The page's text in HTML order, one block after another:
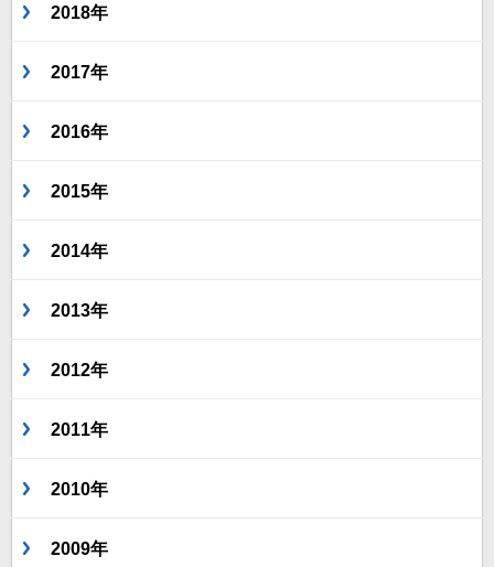
2018年
2017年
2016年
2015年
2014年
2013年
2012年
2011年
2010年
2009年